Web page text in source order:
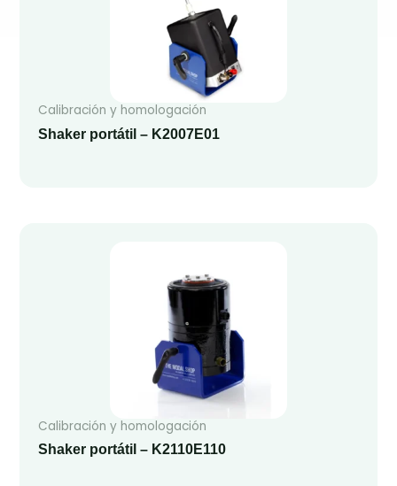
Calibración y homologación
Shaker portátil – K2007E01
Calibración y homologación
Shaker portátil – K2110E110